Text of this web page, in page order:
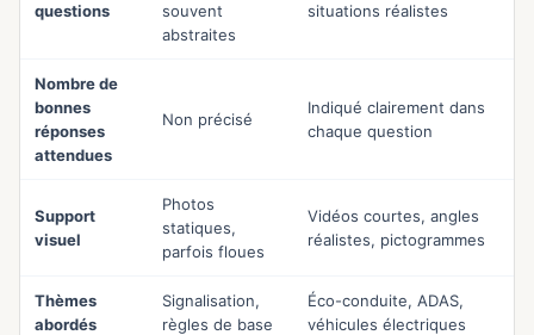
questions
souvent
abstraites
situations réalistes
Nombre de
bonnes
réponses
attendues
Non précisé
Indiqué clairement dans
chaque question
Support
visuel
Photos
statiques,
parfois floues
Vidéos courtes, angles
réalistes, pictogrammes
Thèmes
abordés
Signalisation,
règles de base
Éco-conduite, ADAS,
véhicules électriques